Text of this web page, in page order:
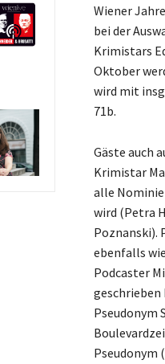
Wiener
bei der
Krimistars
Oktober
wird mit
71b.
Gäste auch
Krimistar
alle
wird (Petra
Poznanski).
ebenfalls
Podcaster
geschrieben
Pseudonym
Pseudonym